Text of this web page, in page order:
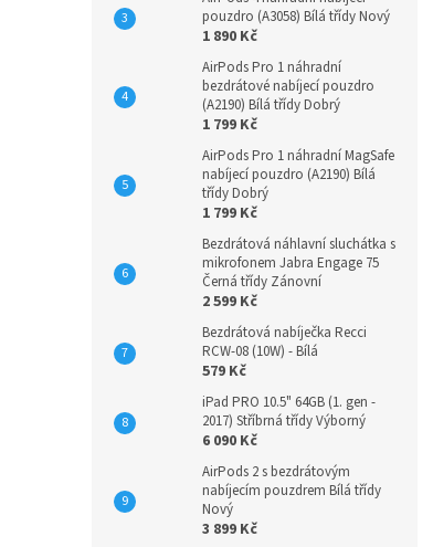
pouzdro (A3058) Bílá třídy Nový
1 890 Kč
AirPods Pro 1 náhradní
bezdrátové nabíjecí pouzdro
(A2190) Bílá třídy Dobrý
1 799 Kč
AirPods Pro 1 náhradní MagSafe
nabíjecí pouzdro (A2190) Bílá
třídy Dobrý
1 799 Kč
Bezdrátová náhlavní sluchátka s
mikrofonem Jabra Engage 75
Černá třídy Zánovní
2 599 Kč
Bezdrátová nabíječka Recci
RCW-08 (10W) - Bílá
579 Kč
iPad PRO 10.5" 64GB (1. gen -
2017) Stříbrná třídy Výborný
6 090 Kč
AirPods 2 s bezdrátovým
nabíjecím pouzdrem Bílá třídy
Nový
3 899 Kč